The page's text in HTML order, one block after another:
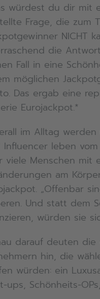
würdest du dir mit
Frage, die zum
NICHT
die
Fall in eine
möglichen
Das ergab eine
Eurojackpot.*
im Alltag
Influencer leben
viele Menschen mit
am
„Offenbar
Und statt dem
würden sie
darauf deuten
hin, die
würden: ein
ups, Schönheits-